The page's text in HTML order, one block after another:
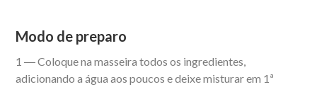
Modo de preparo
1 ― Coloque na masseira todos os ingredientes,
adicionando a água aos poucos e deixe misturar em 1ª